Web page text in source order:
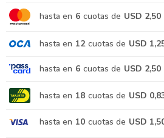
hasta en 6 cuotas de USD 2,50
hasta en 12 cuotas de USD
hasta en 6 cuotas de USD 2,50
hasta en 18 cuotas de USD
hasta en 10 cuotas de USD